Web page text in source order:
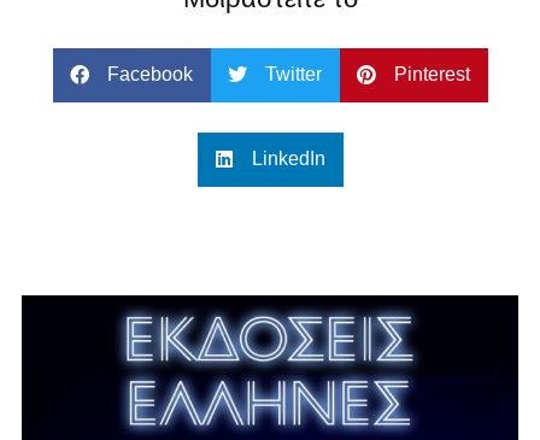
Facebook Twitter Pinterest
LinkedIn